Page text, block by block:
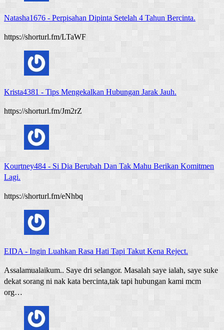
Natasha1676 - Perpisahan Dipinta Setelah 4 Tahun Bercinta.
https://shorturl.fm/LTaWF
Krista4381 - Tips Mengekalkan Hubungan Jarak Jauh.
https://shorturl.fm/Jm2rZ
Kourtney484 - Si Dia Berubah Dan Tak Mahu Berikan Komitmen
Lagi.
https://shorturl.fm/eNhbq
EIDA - Ingin Luahkan Rasa Hati Tapi Takut Kena Reject.
Assalamualaikum.. Saye dri selangor. Masalah saye ialah, saye suke
dekat sorang ni nak kata bercinta,tak tapi hubungan kami mcm
org…